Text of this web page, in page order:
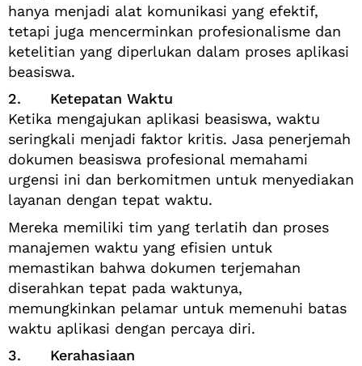
hanya menjadi alat komunikasi yang efektif,
tetapi juga mencerminkan profesionalisme dan
ketelitian yang diperlukan dalam proses aplikasi
beasiswa.
2. Ketepatan Waktu
Ketika mengajukan aplikasi beasiswa, waktu
seringkali menjadi faktor kritis. Jasa penerjemah
dokumen beasiswa profesional memahami
urgensi ini dan berkomitmen untuk menyediakan
layanan dengan tepat waktu.
Mereka memiliki tim yang terlatih dan proses
manajemen waktu yang efisien untuk
memastikan bahwa dokumen terjemahan
diserahkan tepat pada waktunya,
memungkinkan pelamar untuk memenuhi batas
waktu aplikasi dengan percaya diri.
3. Kerahasiaan